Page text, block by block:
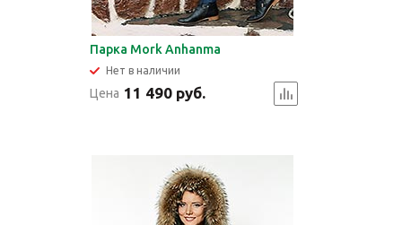
Парка Mork Anhanma
Нет в наличии
Цена 11 490 руб.